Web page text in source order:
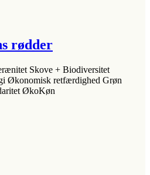
rødder
Skove + Biodiversitet
Økonomisk retfærdighed Grøn
ØkoKøn